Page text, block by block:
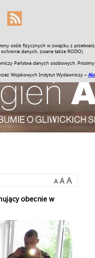
osób fizycznych w związku z
danych, zwane także RODO).
Państwa danych osobowych.
Wojskowych Instytut Wydawniczy –
Galerie Wideo ENGLISH
A A A
obecnie w